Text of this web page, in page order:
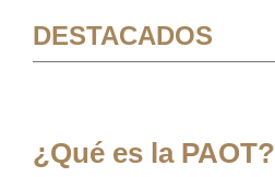
DESTACADOS
¿Qué es la PAOT?